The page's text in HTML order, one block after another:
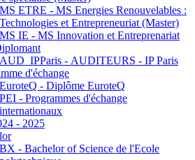
MS ETRE - MS Energies Renouvelables :
Technologies et Entrepreneuriat (Master)
MS IE - MS Innovation et Entreprenariat
AUD_IPParis - AUDITEURS - IP Paris
d'échange
EuroteQ - Diplôme EuroteQ
PEI - Programmes d'échange
internationaux
- 2025
BX - Bachelor of Science de l'Ecole